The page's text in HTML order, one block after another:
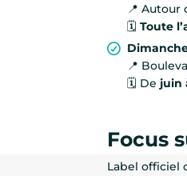
📍 Autour
🗓️Toute
📍
🗓️ De juin
Focus
Label officiel